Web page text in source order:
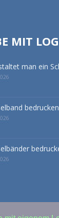
MIT
man ein